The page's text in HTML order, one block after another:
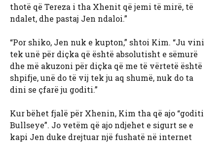
thotë që Tereza i tha Xhenit që jemi të mirë, të
ndalet, dhe pastaj Jen ndaloi.”
“Por shiko, Jen nuk e kupton,” shtoi Kim. “Ju vini
tek unë për diçka që është absolutisht e sëmurë
dhe më akuzoni për diçka që me të vërtetë është
shpifje, unë do të vij tek ju aq shumë, nuk do ta
dini se çfarë ju goditi.”
Kur bëhet fjalë për Xhenin, Kim tha që ajo “goditi
Bullseye”. Jo vetëm që ajo ndjehet e sigurt se e
kapi Jen duke drejtuar një fushatë në internet